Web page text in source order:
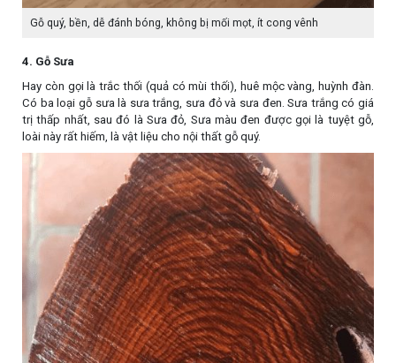
Gỗ quý, bền, dễ đánh bóng, không bị mối mọt, ít cong vênh
4. Gỗ Sưa
Hay còn gọi là trắc thối (quả có mùi thối), huê mộc vàng, huỳnh đàn.
Có ba loại gỗ sưa là sưa trắng, sưa đỏ và sưa đen. Sưa trắng có giá
trị thấp nhất, sau đó là Sưa đỏ, Sưa màu đen được gọi là tuyệt gỗ,
loài này rất hiếm, là vật liệu cho nội thất gỗ quý.